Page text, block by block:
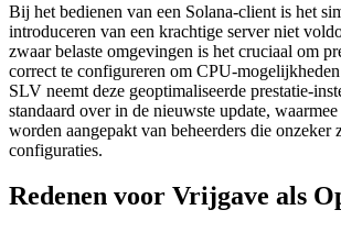
Bij het bedienen van een Solana-client is het
introduceren van een krachtige server niet
zwaar belaste omgevingen is het cruciaal om
correct te configureren om CPU-
SLV neemt deze geoptimaliseerde prestatie-
standaard over in de nieuwste update,
worden aangepakt van beheerders die onzeker
configuraties.
Redenen voor Vrijgave als